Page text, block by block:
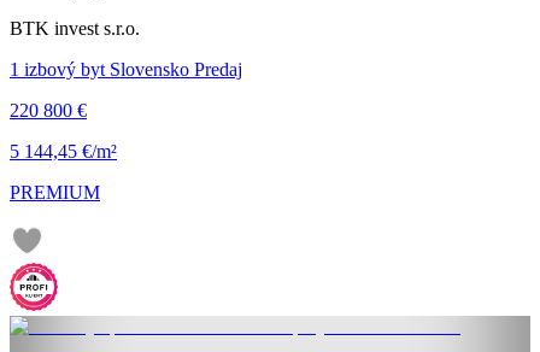
BTK invest s.r.o.
1 izbový byt Slovensko Predaj
220 800 €
5 144,45 €/m²
PREMIUM